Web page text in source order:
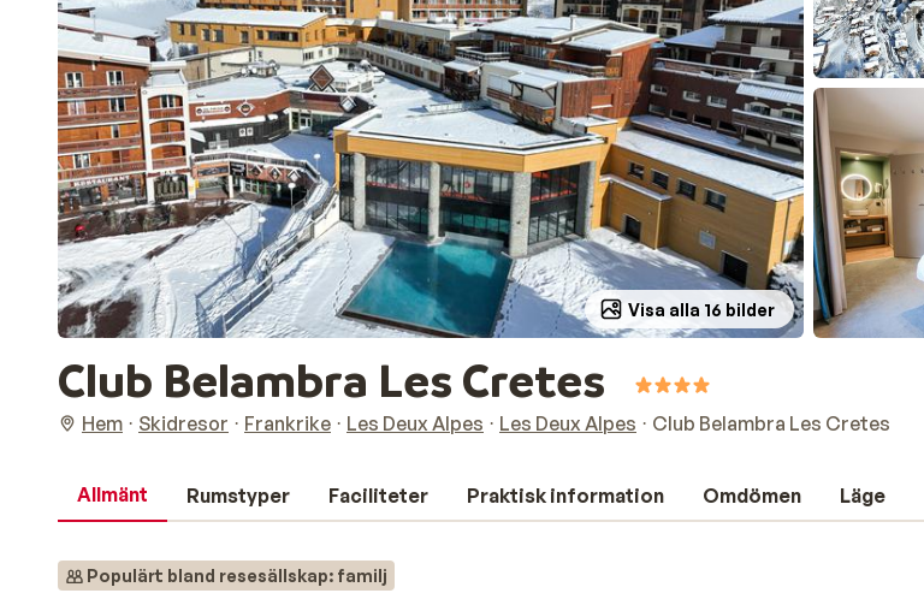
Visa alla 16 bilder
Club Belambra Les Cretes
Hem Skidresor Frankrike Les Deux Alpes Les Deux Alpes Club Belambra Les Cretes
Allmänt Rumstyper Faciliteter Praktisk information Omdömen Läge
Populärt bland resesällskap: familj